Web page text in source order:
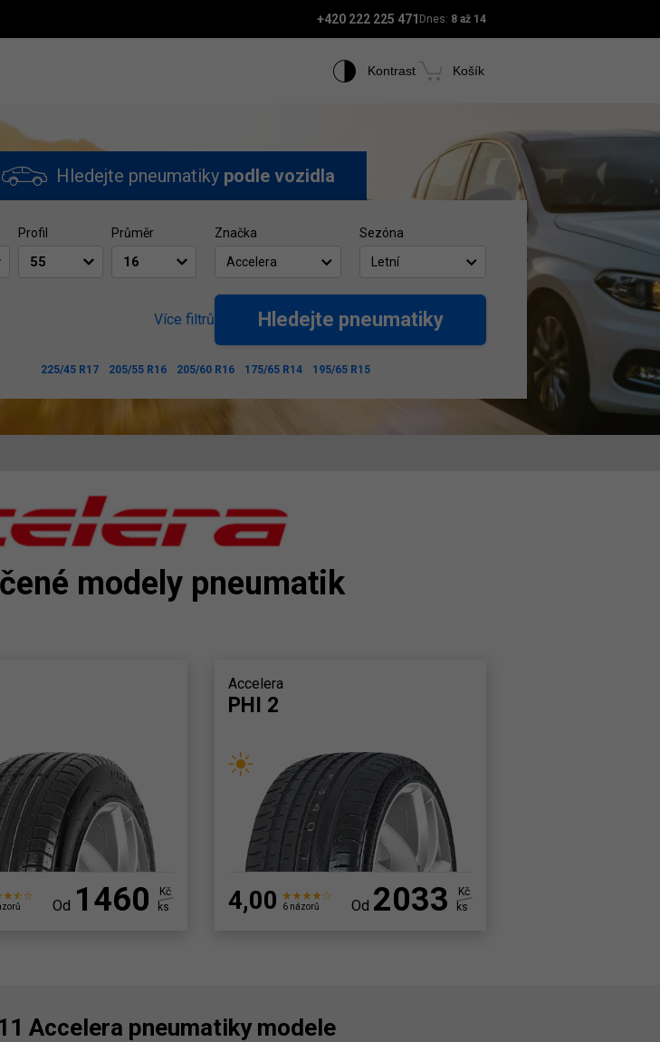
+420 222 225 471 Dnes: 8 až 14
Kontrast Košík
Hledejte pneumatiky podle vozidla
Profil Průměr
Značka
Accelera
Sezóna
Letní
Více filtrů Hledejte pneumatiky
225/45 R17 205/55 R16 205/60 R16 175/65 R14 195/65 R15
modely pneumatik
Od 1460
Kč
ks
Accelera
PHI 2
4,00 6 názorů Od 2033
Kč
ks
Accelera pneumatiky modele